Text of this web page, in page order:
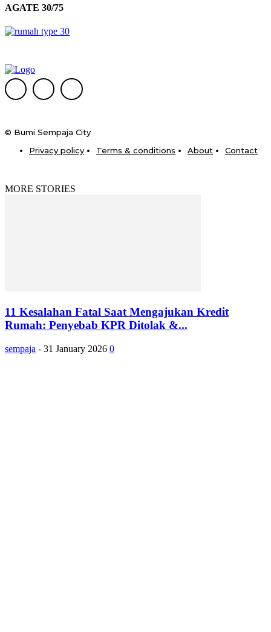
AGATE 30/75
© Bumi Sempaja City
Privacy policy
Terms & conditions About Contact
MORE STORIES
11 Kesalahan Fatal Saat Mengajukan Kredit
Rumah: Penyebab KPR Ditolak &...
sempaja - 31 January 2026 0